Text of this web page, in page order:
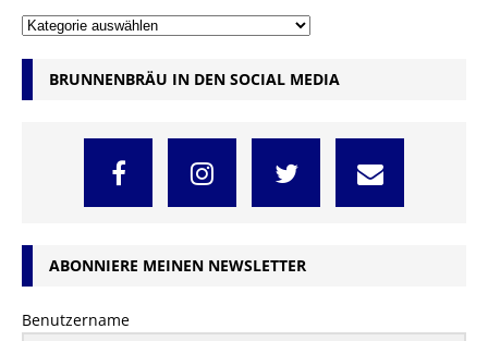
BRUNNENBRÄU IN DEN SOCIAL MEDIA
ABONNIERE MEINEN NEWSLETTER
Benutzername